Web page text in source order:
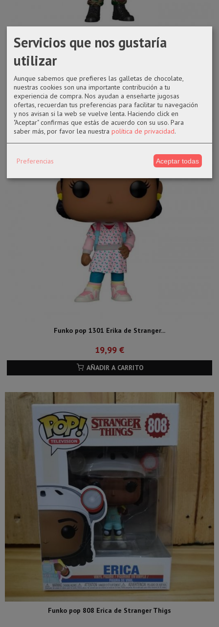
Funko pop 1299 Robin vestida de...
AÑADIR A CARRITO
Funko pop 1301 Erika de Stranger...
19,99 €
AÑADIR A CARRITO
Funko pop 808 Erica de Stranger Thigs
Servicios que nos gustaría
utilizar
Aunque sabemos que prefieres las galletas de chocolate,
nuestras cookies son una importante contribución a tu
experiencia de compra. Nos ayudan a enseñarte jugosas
ofertas, recuerdan tus preferencias para facilitar tu navegación
y nos avisan si la web se vuelve lenta. Haciendo click en
"Aceptar" confirmas que estás de acuerdo con su uso. Para
saber más, por favor lea nuestra política de privacidad.
Preferencias Aceptar todas